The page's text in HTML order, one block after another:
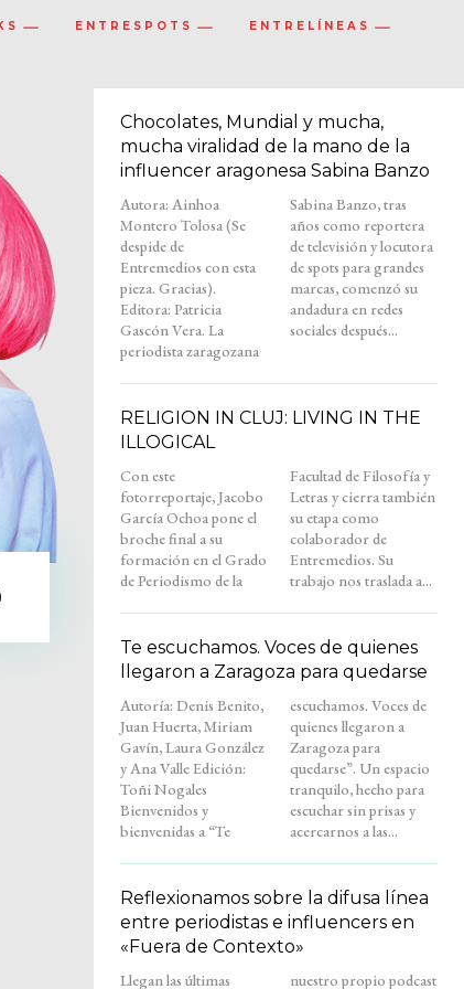
ENTRESPOTS ENTRELÍNEAS
Chocolates, Mundial y mucha,
mucha viralidad de la mano de la
influencer aragonesa Sabina Banzo
Autora: Ainhoa
Montero Tolosa (Se
despide de
Entremedios con esta
pieza. Gracias).
Editora: Patricia
Gascón Vera. La
periodista zaragozana
Sabina Banzo, tras
años como reportera
de televisión y locutora
de spots para grandes
marcas, comenzó su
andadura en redes
sociales después...
RELIGION IN CLUJ: LIVING IN THE
ILLOGICAL
Con este
fotorreportaje, Jacobo
García Ochoa pone el
broche final a su
formación en el Grado
de Periodismo de la
Facultad de Filosofía y
Letras y cierra también
su etapa como
colaborador de
Entremedios. Su
trabajo nos traslada a...
Te escuchamos. Voces de quienes
llegaron a Zaragoza para quedarse
Autoría: Denis Benito,
Juan Huerta, Miriam
Gavín, Laura González
y Ana Valle Edición:
Toñi Nogales
Bienvenidos y
bienvenidas a “Te
escuchamos. Voces de
quienes llegaron a
Zaragoza para
quedarse”. Un espacio
tranquilo, hecho para
escuchar sin prisas y
acercarnos a las...
Reflexionamos sobre la difusa línea
entre periodistas e influencers en
«Fuera de Contexto»
Llegan las últimas
nuestro propio podcast